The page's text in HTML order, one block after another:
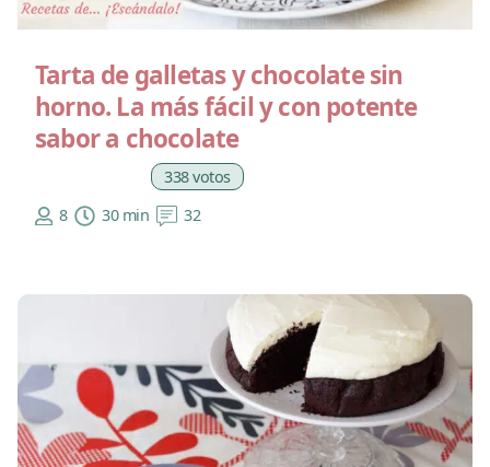
Tarta de galletas y chocolate sin
horno. La más fácil y con potente
sabor a chocolate
338 votos
8
30 min 32